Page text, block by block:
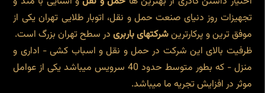
تجهیزات روز دنیای صنعت حمل و نقل، اتوبار طلایی تهران یکی از
موفق ترین و پرکارترینشرکتهای باربری در سطح تهران بزرگ است.
ظرفیت بالای این شرکت در حمل و نقل و اسباب کشی - اداری و
منزل - که بطور متوسط حدود 40 سرویس میباشد یکی از عوامل
موثر در افزایش تجریه ما میباشد.